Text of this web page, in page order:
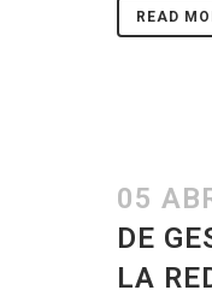
READ
05
DE
LA